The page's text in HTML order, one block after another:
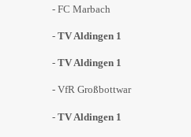
- FC Marbach
-TV Aldingen 1
-TV Aldingen 1
- VfR Großbottwar
-TV Aldingen 1